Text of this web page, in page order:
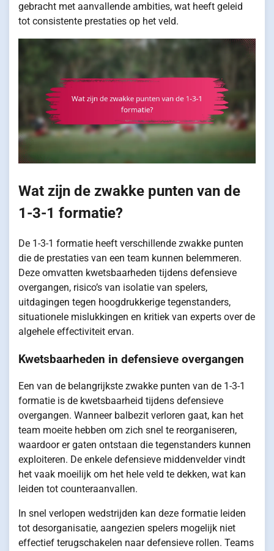
gebracht met aanvallende ambities, wat heeft geleid
tot consistente prestaties op het veld.
Wat zijn de zwakke punten van de
1-3-1 formatie?
De 1-3-1 formatie heeft verschillende zwakke punten
die de prestaties van een team kunnen belemmeren.
Deze omvatten kwetsbaarheden tijdens defensieve
overgangen, risico’s van isolatie van spelers,
uitdagingen tegen hoogdrukkerige tegenstanders,
situationele mislukkingen en kritiek van experts over de
algehele effectiviteit ervan.
Kwetsbaarheden in defensieve overgangen
Een van de belangrijkste zwakke punten van de 1-3-1
formatie is de kwetsbaarheid tijdens defensieve
overgangen. Wanneer balbezit verloren gaat, kan het
team moeite hebben om zich snel te reorganiseren,
waardoor er gaten ontstaan die tegenstanders kunnen
exploiteren. De enkele defensieve middenvelder vindt
het vaak moeilijk om het hele veld te dekken, wat kan
leiden tot counteraanvallen.
In snel verlopen wedstrijden kan deze formatie leiden
tot desorganisatie, aangezien spelers mogelijk niet
effectief terugschakelen naar defensieve rollen. Teams